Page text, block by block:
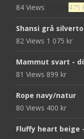
84 Views
Det
var:
475
Shansi grå
82 Views 1 075 kr
Mammut svart -
81 Views 899 kr
Rope navy/natur
80 Views 400 kr
Fluffy heart beige